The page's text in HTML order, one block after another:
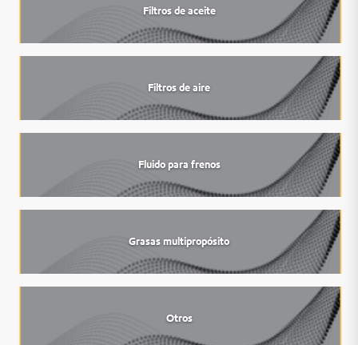
Filtros de aceite
Filtros de aire
Fluido para frenos
Grasas multipropósito
Otros